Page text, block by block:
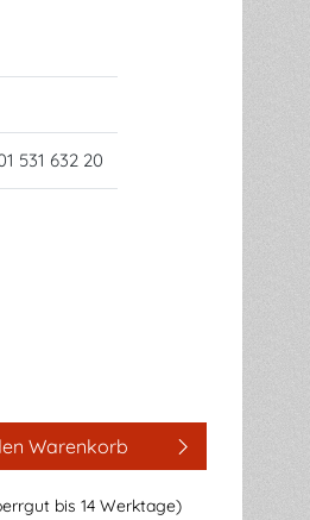
531 632 20
Warenkorb
bis 14 Werktage)